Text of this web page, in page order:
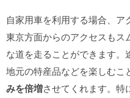
自家用車を利用する場合、ア
東京方面からのアクセスもス
な道を走ることができます。
地元の特産品などを楽しむこ
みを倍増させてくれます。特